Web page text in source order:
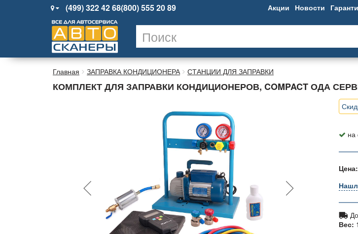
(499) 322 42 68(800) 555 20 89 Акции Новости
Главная ЗАПРАВКА КОНДИЦИОНЕРА СТАНЦИИ ДЛЯ ЗАПРАВКИ
КОМПЛЕКТ ДЛЯ ЗАПРАВКИ КОНДИЦИОНЕРОВ, COMPACT ОДА
на
Цена:
Вес: